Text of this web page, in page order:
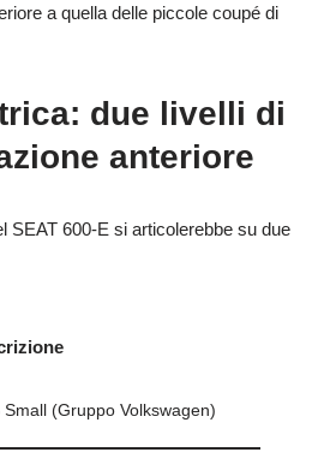
a quella delle piccole coupé di
due livelli di
anteriore
SEAT 600‑E si articolerebbe su due
Small (Gruppo Volkswagen)